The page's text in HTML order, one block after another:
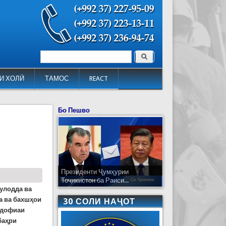
ХОЛӢ ТАМОС REACT
Форма поиска Поиск
ва
ва бахшҳои
Бо Пешво
Президенти Ҷумҳурии
Тоҷикистон ба Раиси...
30 СОЛИ НАҶОТ